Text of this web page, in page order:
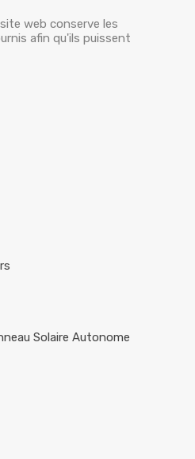
web conserve les
afin qu'ils puissent
Solaire Autonome